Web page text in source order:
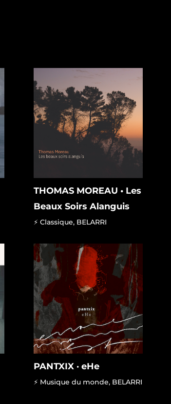
THOMAS MOREAU • Les
Beaux Soirs Alanguis
⚡ Classique, BELARRI
PANTXIX · eHe
⚡ Musique du monde, BELARRI